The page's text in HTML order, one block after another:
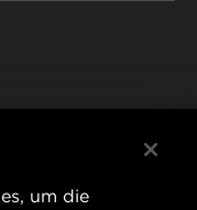
um die